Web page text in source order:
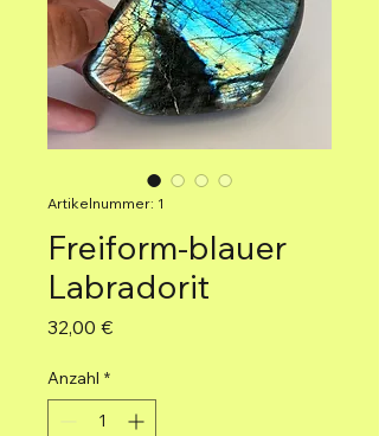
Artikelnummer: 1
Freiform-blauer
Labradorit
32,00 €Preis
Anzahl *